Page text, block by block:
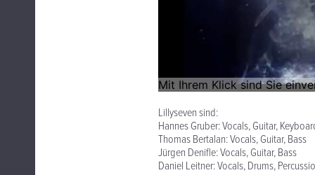
Lillyseven sind:
Hannes Gruber: Vocals, Guitar,
Thomas Bertalan: Vocals, Guitar, Bass
Jürgen Denifle: Vocals, Guitar, Bass
Daniel Leitner: Vocals, Drums,